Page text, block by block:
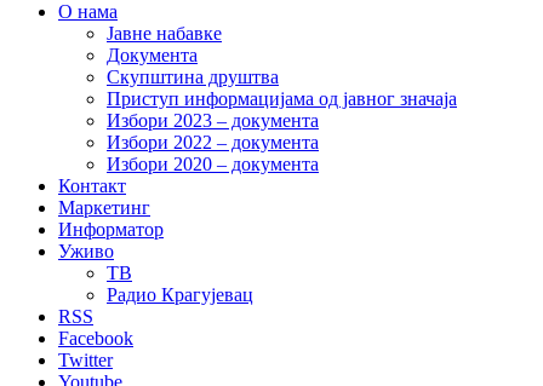
О нама
Јавне набавке
Документа
Скупштина друштва
Приступ информацијама од јавног значаја
Избори 2023 – документа
Избори 2022 – документа
Избори 2020 – документа
Контакт
Маркетинг
Информатор
Уживо
ТВ
Радио Крагујевац
RSS
Facebook
Twitter
Youtube